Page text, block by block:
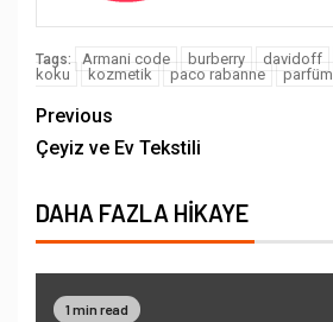
Tags: Armani code burberry davidoff
koku
kozmetik paco rabanne parfüm
Previous
Çeyiz ve Ev Tekstili
DAHA FAZLA HIKAYE
1 min read